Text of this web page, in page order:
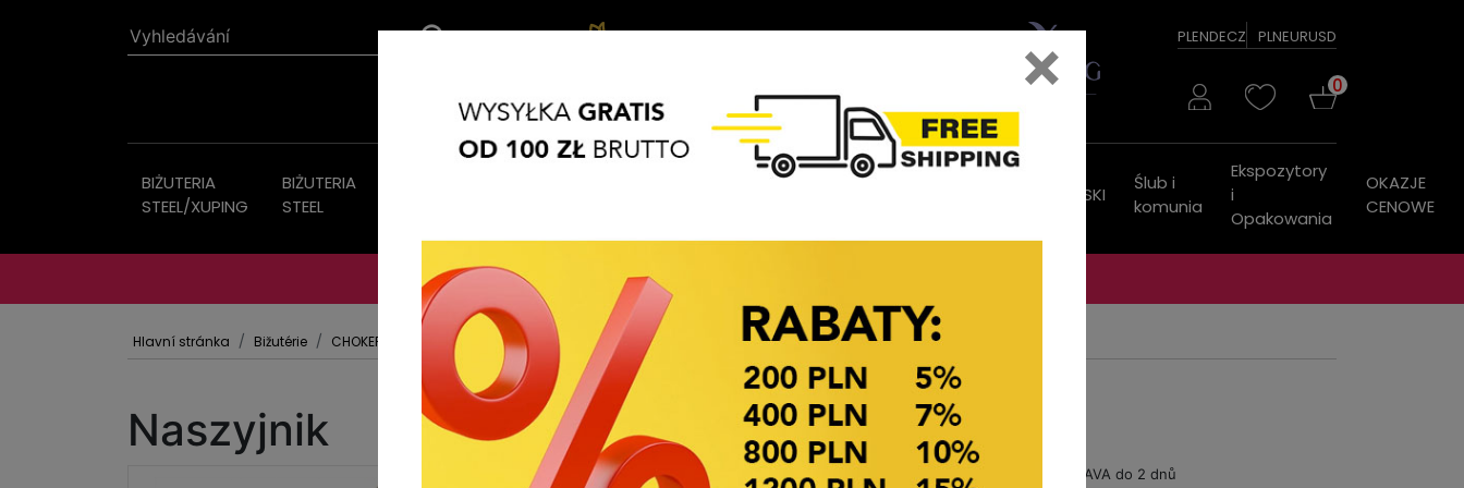
PLENDECZ PLNEURUSD
0
BIŻUTERIA
STEEL/XUPING
BIŻUTERIA
STEEL
Vlasové
PASKI
Ślub i
komunia
Ekspozytory
i
Opakowania
OKAZJE
CENOWE
OKAZJE CENOWE
Hlavní stránka Bižutérie CHOKERS
Naszyjnik
Dostupnost:
DOPRAVA do 2 dnů
×